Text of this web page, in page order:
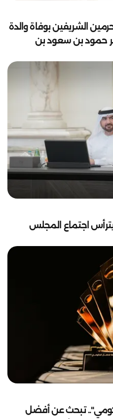
الشريفين بوفاة والدة
حمود بن سعود بن
اجتماع المجلس
تبحث عن أفضل